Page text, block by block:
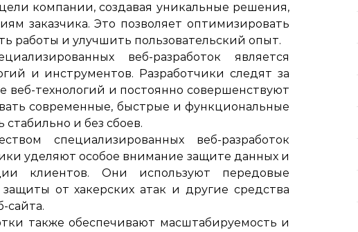
компании, создавая уникальные решения,
заказчика. Это позволяет оптимизировать
работы и улучшить пользовательский опыт.
веб-разработок является
и инструментов. Разработчики следят за
технологий и постоянно совершенствуют
современные, быстрые и функциональные
стабильно и без сбоев.
специализированных веб-разработок
уделяют особое внимание защите данных и
клиентов. Они используют передовые
от хакерских атак и другие средства
сайта.
также обеспечивают масштабируемость и